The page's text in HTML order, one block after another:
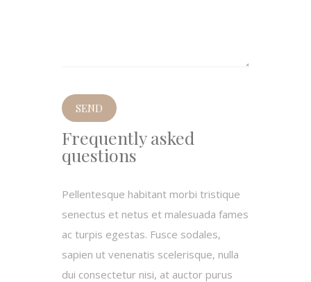
Frequently asked
questions
Pellentesque habitant morbi tristique
senectus et netus et malesuada fames
ac turpis egestas. Fusce sodales,
sapien ut venenatis scelerisque, nulla
dui consectetur nisi, at auctor purus